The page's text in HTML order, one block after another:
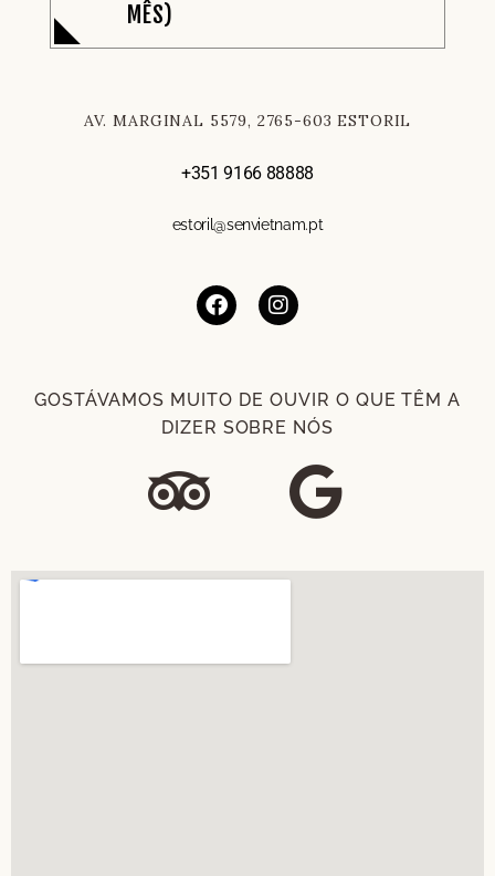
MÊS)
AV. MARGINAL 5579, 2765-603 ESTORIL
+351 9166 88888
estoril@senvietnam.pt
GOSTÁVAMOS MUITO DE OUVIR O QUE TÊM A
DIZER SOBRE NÓS